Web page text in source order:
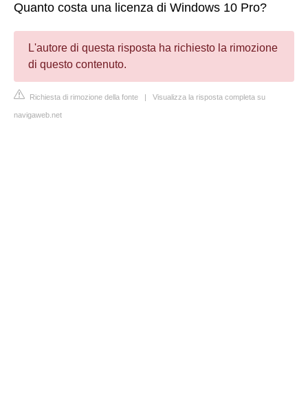
Quanto costa una licenza di Windows 10 Pro?
L'autore di questa risposta ha richiesto la rimozione
di questo contenuto.
Richiesta di rimozione della fonte | Visualizza la risposta completa su
navigaweb.net